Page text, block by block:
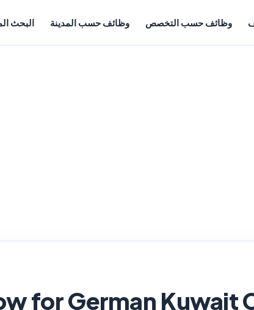
وظائف حسب التخصص وظائف حسب المدينة البحث
for German Kuwait